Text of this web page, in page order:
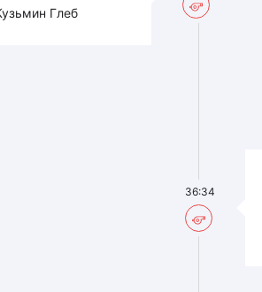
Глеб
36:34